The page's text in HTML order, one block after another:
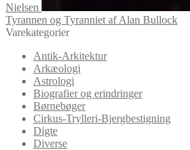
Nielsen
Tyrannen og Tyranniet af Alan Bullock
Varekategorier
Antik-Arkitektur
Arkæologi
Astrologi
Biografier og erindringer
Børnebøger
Cirkus-Trylleri-Bjergbestigning
Digte
Diverse